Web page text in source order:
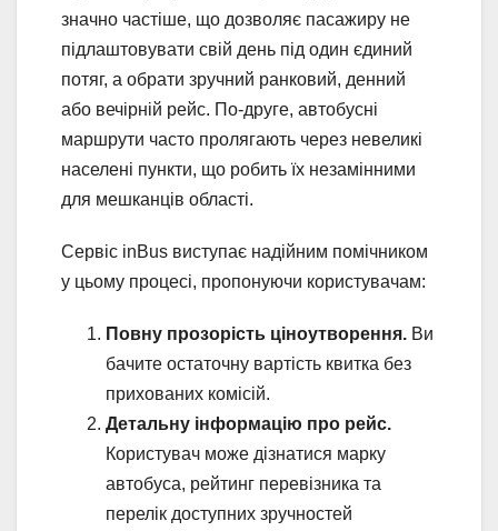
значно частіше, що дозволяє пасажиру не
підлаштовувати свій день під один єдиний
потяг, а обрати зручний ранковий, денний
або вечірній рейс. По-друге, автобусні
маршрути часто пролягають через невеликі
населені пункти, що робить їх незамінними
для мешканців області.
Сервіс inBus виступає надійним помічником
у цьому процесі, пропонуючи користувачам:
Повну прозорість ціноутворення. Ви
бачите остаточну вартість квитка без
прихованих комісій.
Детальну інформацію про рейс.
Користувач може дізнатися марку
автобуса, рейтинг перевізника та
перелік доступних зручностей